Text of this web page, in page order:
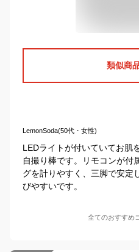
類似商
LemonSoda(50代・女性)
LEDライトが付いていてお肌
自撮り棒です。リモコンが付
グを計りやすく、三脚で安定
びやすいです。
全てのおすすめ